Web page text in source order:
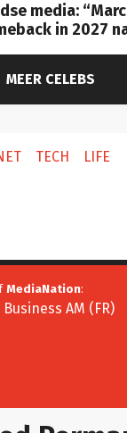
media:
in 2027
MEER CELEBS
TECH LIFE
MediaNation:
Business AM (FR)